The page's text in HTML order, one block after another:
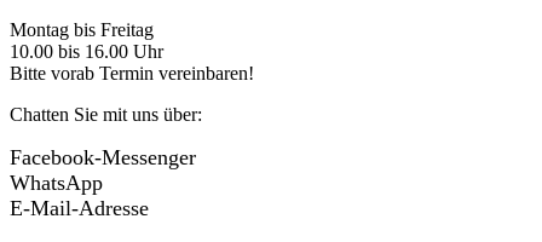
Montag bis Freitag
10.00 bis 16.00 Uhr
Bitte vorab Termin vereinbaren!
Chatten Sie mit uns über:
Facebook-Messenger
WhatsApp
E-Mail-Adresse